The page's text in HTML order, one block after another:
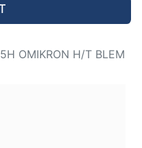
OMIKRON H/T BLEM